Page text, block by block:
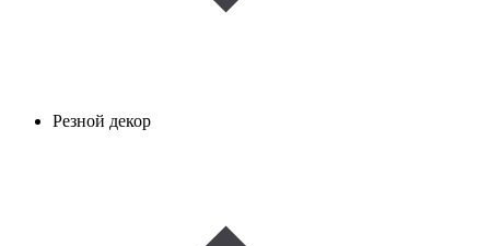
Резной декор